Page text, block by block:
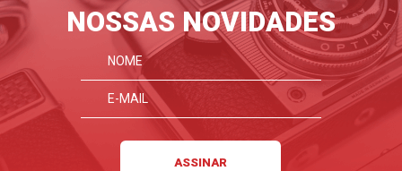
NOSSAS NOVIDADES